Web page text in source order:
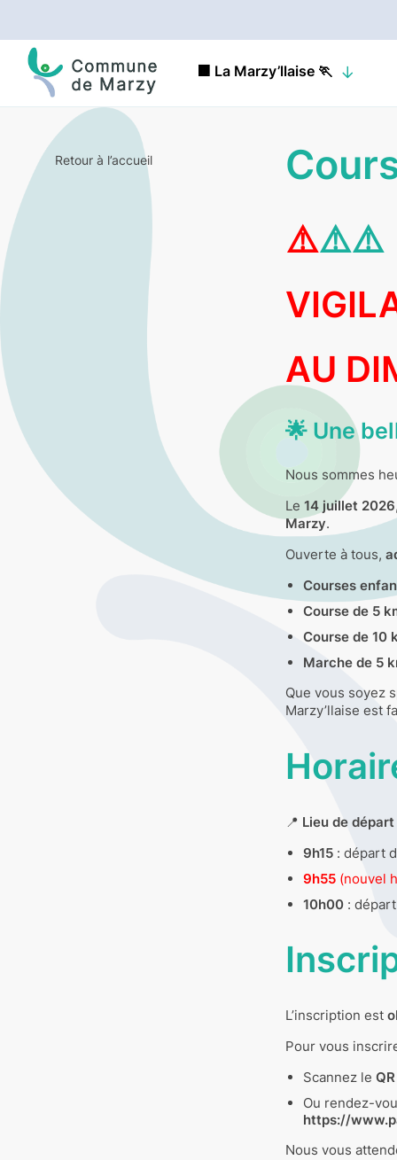
🟧 La Marzy’llaise 🏃
Retour à l’accueil
⚠️⚠️⚠️
AU
🌟 Une
Nous sommes
Le 14 juillet 2026
Marzy.
Ouverte à tous,
Courses
Course de 5
Course de 10
Marche de 5
Que vous soyez
Marzy’llaise est
📍 Lieu de
9h15 : départ
9h55 (nouvel
10h00 :
L’inscription est
Pour vous
Scannez le
Ou rendez-
https://
Nous vous